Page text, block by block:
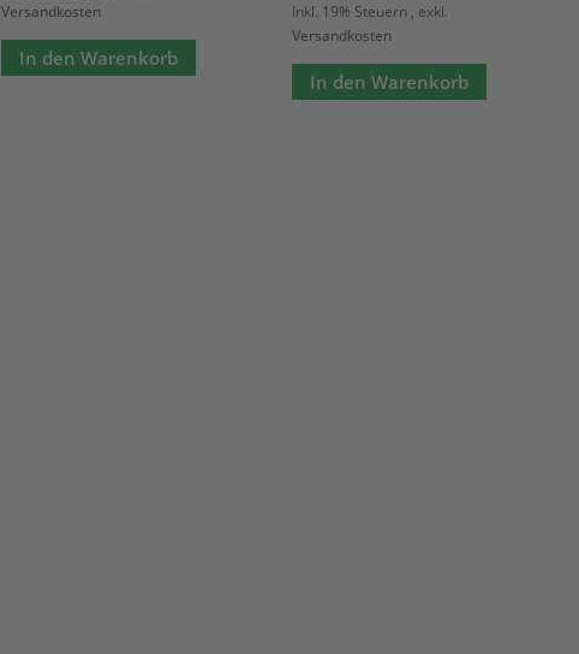
Versandkosten
In den Warenkorb
Inkl. 19% Steuern , exkl.
Versandkosten
In den Warenkorb